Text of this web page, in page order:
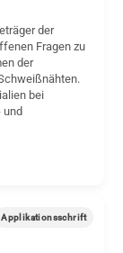
der
Fragen zu
der
bei
und
Applikationsschrift